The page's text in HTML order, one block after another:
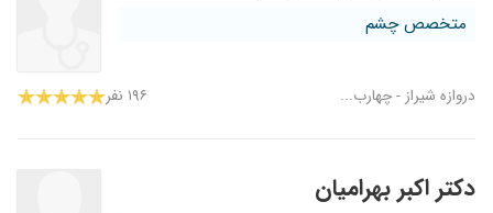
متخصص چشم
دروازه شیراز - چهارب... ۱۹۶ نفر
دکتر اکبر بهرامیان